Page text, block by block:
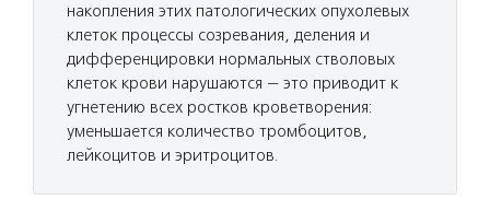
накопления этих патологических опухолевых
клеток процессы созревания, деления и
дифференцировки нормальных стволовых
клеток крови нарушаются — это приводит к
угнетению всех ростков кроветворения:
уменьшается количество тромбоцитов,
лейкоцитов и эритроцитов.